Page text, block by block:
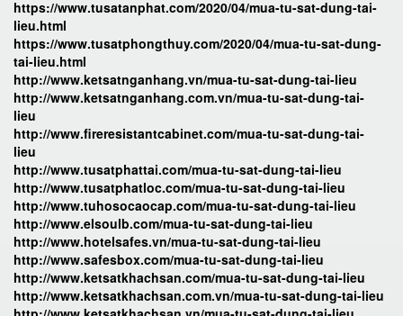
https://www.tusatanphat.com/2020/04/mua-tu-sat-dung-tai-
lieu.html
https://www.tusatphongthuy.com/2020/04/mua-tu-sat-dung-
tai-lieu.html
http://www.ketsatnganhang.vn/mua-tu-sat-dung-tai-lieu
http://www.ketsatnganhang.com.vn/mua-tu-sat-dung-tai-
lieu
http://www.fireresistantcabinet.com/mua-tu-sat-dung-tai-
lieu
http://www.tusatphattai.com/mua-tu-sat-dung-tai-lieu
http://www.tusatphatloc.com/mua-tu-sat-dung-tai-lieu
http://www.tuhosocaocap.com/mua-tu-sat-dung-tai-lieu
http://www.elsoulb.com/mua-tu-sat-dung-tai-lieu
http://www.hotelsafes.vn/mua-tu-sat-dung-tai-lieu
http://www.safesbox.com/mua-tu-sat-dung-tai-lieu
http://www.ketsatkhachsan.com/mua-tu-sat-dung-tai-lieu
http://www.ketsatkhachsan.com.vn/mua-tu-sat-dung-tai-lieu